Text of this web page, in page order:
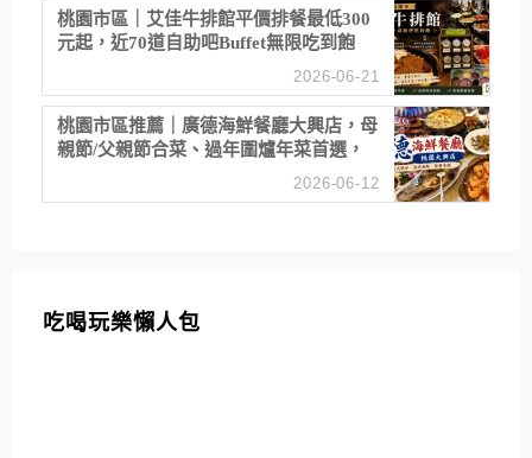
桃園市區｜艾佳牛排館平價排餐最低300
元起，近70道自助吧Buffet無限吃到飽
2026-06-21
桃園市區推薦｜廣德海鮮餐廳大興店，母
親節/父親節合菜、過年圍爐年菜首選，
2026-06-12
吃喝玩樂懶人包